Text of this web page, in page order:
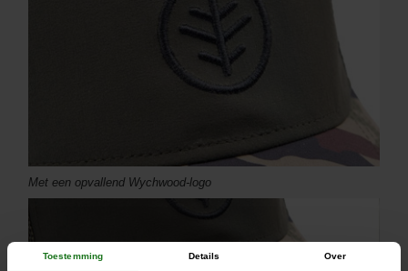
Toestemming Details Over
Met een opvallend Wychwood-logo